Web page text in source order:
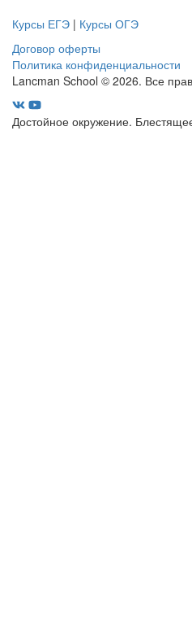
Курсы ЕГЭ | Курсы ОГЭ
Договор оферты
Политика конфиденциальности
Lancman School © 2026. Все
Достойное окружение.